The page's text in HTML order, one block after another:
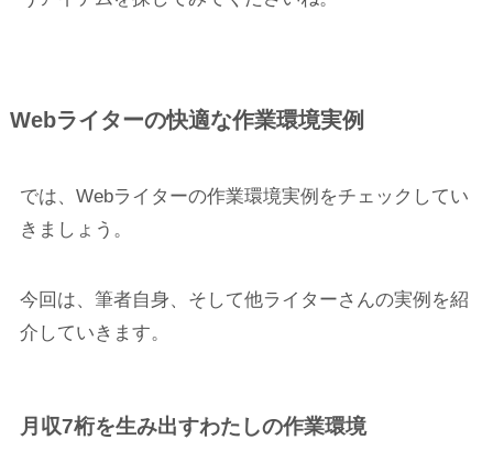
Webライターの快適な作業環境実例
では、Webライターの作業環境実例をチェックしてい
きましょう。
今回は、筆者自身、そして他ライターさんの実例を紹
介していきます。
月収7桁を生み出すわたしの作業環境